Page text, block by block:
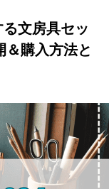
文房具セッ
＆購入方法と